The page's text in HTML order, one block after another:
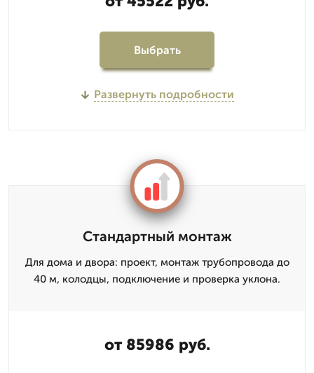
Выбрать
Развернуть подробности
Стандартный монтаж
Для дома и двора: проект, монтаж трубопровода до
40 м, колодцы, подключение и проверка уклона.
от 85986 руб.